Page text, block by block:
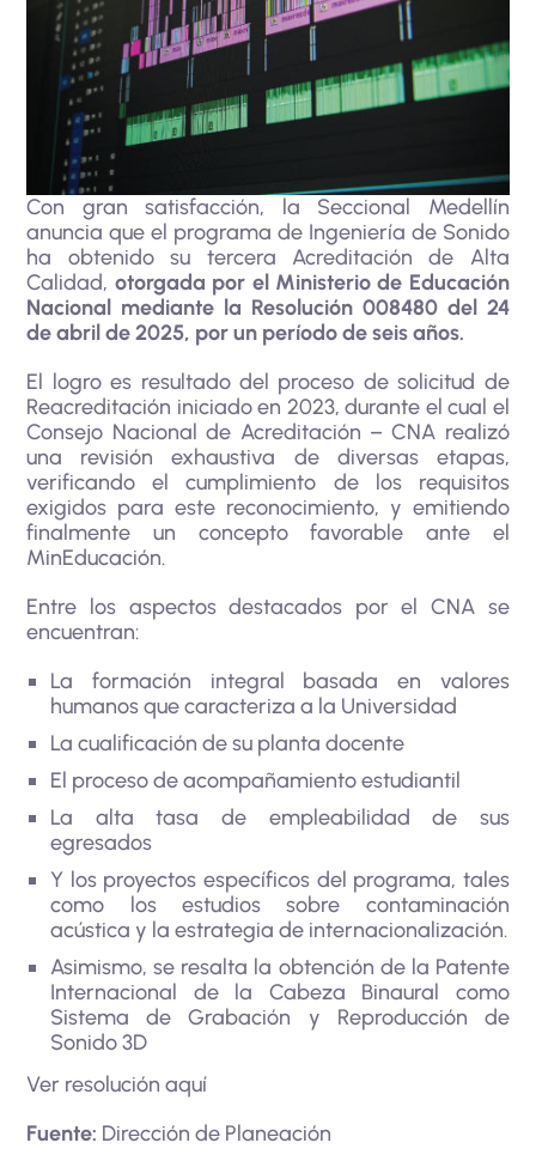
Con gran satisfacción, la Seccional Medellín
anuncia que el programa de Ingeniería de Sonido
ha obtenido su tercera Acreditación de Alta
Calidad, otorgada por el Ministerio de Educación
Nacional mediante la Resolución 008480 del 24
de abril de 2025, por un período de seis años.
El logro es resultado del proceso de solicitud de
Reacreditación iniciado en 2023, durante el cual el
Consejo Nacional de Acreditación – CNA realizó
una revisión exhaustiva de diversas etapas,
verificando el cumplimiento de los requisitos
exigidos para este reconocimiento, y emitiendo
finalmente un concepto favorable ante el
MinEducación.
Entre los aspectos destacados por el CNA se
encuentran:
La formación integral basada en valores
humanos que caracteriza a la Universidad
La cualificación de su planta docente
El proceso de acompañamiento estudiantil
La alta tasa de empleabilidad de sus
egresados
Y los proyectos específicos del programa, tales
como los estudios sobre contaminación
acústica y la estrategia de internacionalización.
Asimismo, se resalta la obtención de la Patente
Internacional de la Cabeza Binaural como
Sistema de Grabación y Reproducción de
Sonido 3D
Ver resoluciónaquí
Fuente: Dirección de Planeación